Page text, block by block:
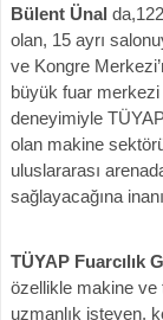
Bülent Ünal
olan, 15 ayrı
ve Kongre
büyük fuar merkezi
deneyimiyle
olan makine
uluslararası
sağlayacağına
TÜYAP Fuarcılık
özellikle makine ve
uzmanlık isteyen,